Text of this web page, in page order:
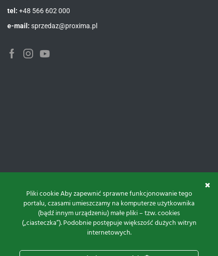
tel: +48 566 602 000
e-mail: sprzedaz@proxima.pl
FacebookInstagramYoutube
Pliki cookie Aby zapewnić sprawne funkcjonowanie tego
portalu, czasami umieszczamy na komputerze użytkownika
(bądź innym urządzeniu) małe pliki – tzw. cookies
(„ciasteczka”). Podobnie postępuje większość dużych witryn
internetowych.